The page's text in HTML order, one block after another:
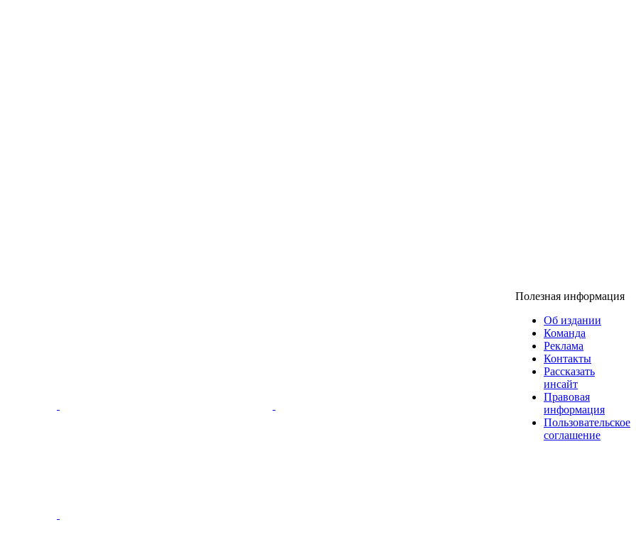
Полезная информация
Об издании
Команда
Реклама
Контакты
Рассказать
инсайт
Правовая
информация
Пользовательское
соглашение